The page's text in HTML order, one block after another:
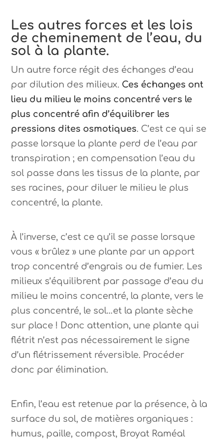
Les autres forces et les lois
de cheminement de l’eau, du
sol à la plante.
Un autre force régit des échanges d’eau
par dilution des milieux. Ces échanges ont
lieu du milieu le moins concentré vers le
plus concentré afin d’équilibrer les
pressions dites osmotiques. C’est ce qui se
passe lorsque la plante perd de l’eau par
transpiration ; en compensation l’eau du
sol passe dans les tissus de la plante, par
ses racines, pour diluer le milieu le plus
concentré, la plante.
À l’inverse, c’est ce qu’il se passe lorsque
vous « brûlez » une plante par un apport
trop concentré d’engrais ou de fumier. Les
milieux s’équilibrent par passage d’eau du
milieu le moins concentré, la plante, vers le
plus concentré, le sol…et la plante sèche
sur place ! Donc attention, une plante qui
flétrit n’est pas nécessairement le signe
d’un flétrissement réversible. Procéder
donc par élimination.
Enfin, l’eau est retenue par la présence, à la
surface du sol, de matières organiques :
humus, paille, compost, Broyat Raméal